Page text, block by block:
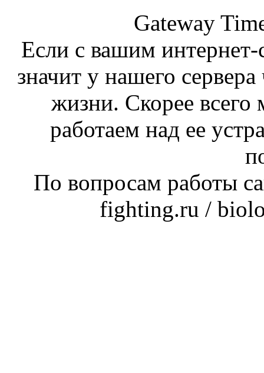
Gateway
Если с вашим интернет-
значит у нашего
жизни. Скорее
работаем над ее
По вопросам работы
fighting.ru /